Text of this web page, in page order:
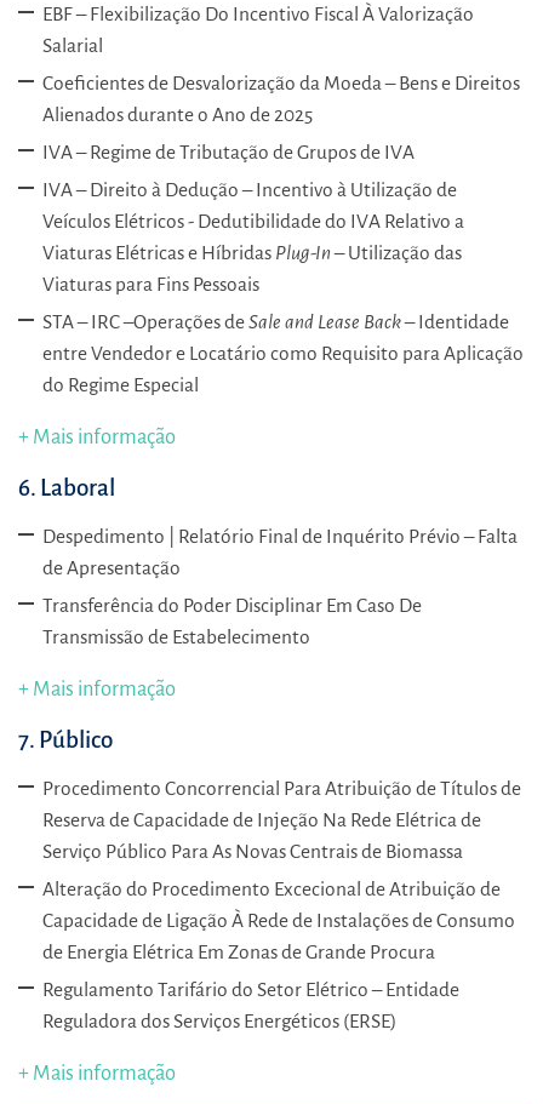
EBF – Flexibilização Do Incentivo Fiscal À Valorização
Salarial
Coeficientes de Desvalorização da Moeda – Bens e Direitos
Alienados durante o Ano de 2025
IVA – Regime de Tributação de Grupos de IVA
IVA – Direito à Dedução – Incentivo à Utilização de
Veículos Elétricos - Dedutibilidade do IVA Relativo a
Viaturas Elétricas e Híbridas Plug-In– Utilização das
Viaturas para Fins Pessoais
STA – IRC –Operações deSale and Lease Back– Identidade
entre Vendedor e Locatário como Requisito para Aplicação
do Regime Especial
+ Mais informação
6. Laboral
Despedimento | Relatório Final de Inquérito Prévio – Falta
de Apresentação
Transferência do Poder Disciplinar Em Caso De
Transmissão de Estabelecimento
+ Mais informação
7. Público
Procedimento Concorrencial Para Atribuição de Títulos de
Reserva de Capacidade de Injeção Na Rede Elétrica de
Serviço Público Para As Novas Centrais de Biomassa
Alteração do Procedimento Excecional de Atribuição de
Capacidade de Ligação À Rede de Instalações de Consumo
de Energia Elétrica Em Zonas de Grande Procura
Regulamento Tarifário do Setor Elétrico – Entidade
Reguladora dos Serviços Energéticos (ERSE)
+ Mais informação